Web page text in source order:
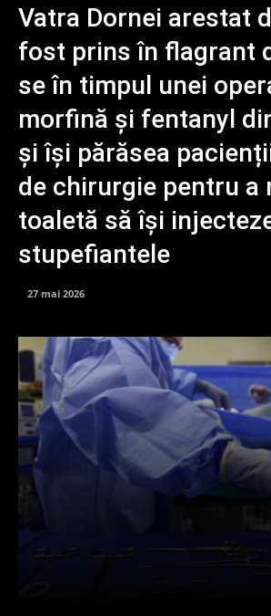
Vatra Dornei arestat
fost prins în flagrant
se în timpul unei
morfină și fentanyl
și își părăsea
de chirurgie pentru a
toaletă să își
stupefiantele
27 mai 2026